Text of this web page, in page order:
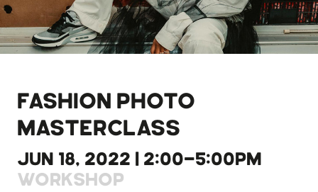
FASHION PHOTO
MASTERCLASS
JUN 18, 2022 | 2:00-5:00PM
WORKSHOP